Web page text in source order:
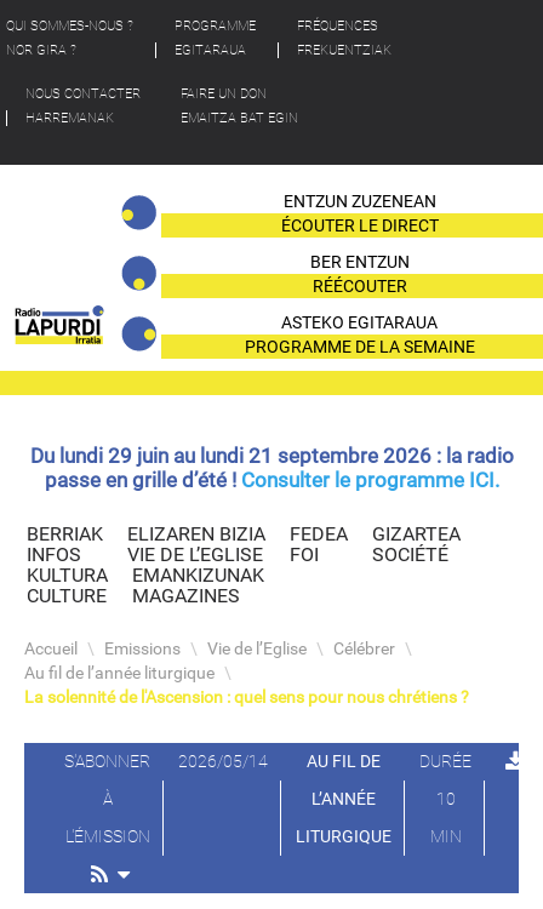
QUI SOMMES-NOUS ?
NOR GIRA ?
PROGRAMME
EGITARAUA
FRÉQUENCES
FREKUENTZIAK
NOUS CONTACTER
HARREMANAK
FAIRE UN DON
EMAITZA BAT EGIN
ENTZUN ZUZENEAN
ÉCOUTER LE DIRECT
BER ENTZUN
RÉÉCOUTER
ASTEKO EGITARAUA
PROGRAMME DE LA SEMAINE
Du lundi 29 juin au lundi 21 septembre 2026 : la radio
passe en grille d’été ! Consulter le programme ICI.
BERRIAK
INFOS
ELIZAREN BIZIA
VIE DE L’EGLISE
FEDEA
FOI
GIZARTEA
SOCIÉTÉ
KULTURA
CULTURE
EMANKIZUNAK
MAGAZINES
Accueil \ Emissions \ Vie de l’Eglise \ Célébrer \
Au fil de l’année liturgique \
La solennité de l'Ascension : quel sens pour nous chrétiens ?
S'ABONNER
À
L'ÉMISSION
2026/05/14
AU FIL DE
L’ANNÉE
LITURGIQUE
DURÉE
10
MIN